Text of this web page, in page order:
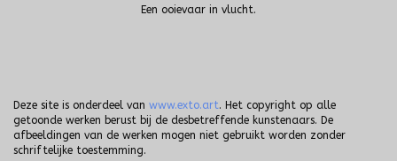
Een ooievaar in vlucht.
Deze site is onderdeel van www.exto.art. Het copyright op alle
getoonde werken berust bij de desbetreffende kunstenaars. De
afbeeldingen van de werken mogen niet gebruikt worden zonder
schriftelijke toestemming.